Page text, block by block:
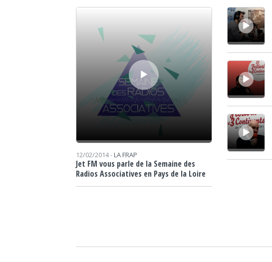
Lecteur audio
12/02/2014 - LA FRAP
Jet FM vous parle de la Semaine des
Radios Associatives en Pays de la Loire
Lecteur audio
Lecteur audio
Lecteur audio